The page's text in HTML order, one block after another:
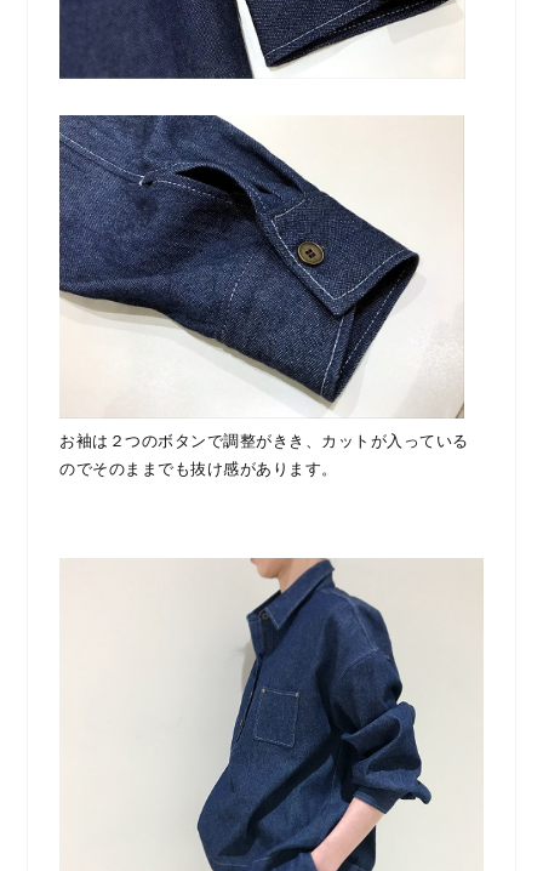
お袖は２つのボタンで調整がきき、カットが入っている
のでそのままでも抜け感があります。